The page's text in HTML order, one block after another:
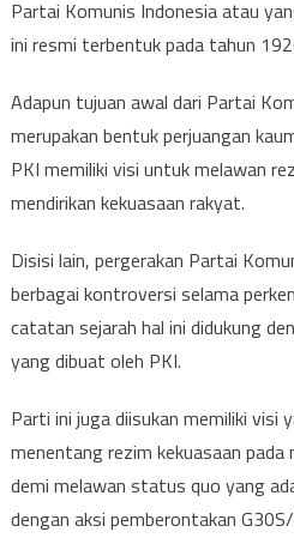
Partai Komunis Indonesia atau
ini resmi terbentuk pada tahun
Adapun tujuan awal dari Partai
merupakan bentuk perjuangan
PKI memiliki visi untuk melawan
mendirikan kekuasaan rakyat.
Disisi lain, pergerakan Partai
berbagai kontroversi selama
catatan sejarah hal ini didukung
yang dibuat oleh PKI.
Parti ini juga diisukan memiliki visi
menentang rezim kekuasaan pada
demi melawan status quo yang
dengan aksi pemberontakan